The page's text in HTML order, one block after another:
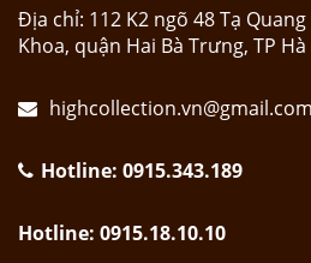
Địa chỉ: 112 K2 ngõ 48 Tạ
Khoa, quận Hai Bà Trưng, TP
highcollection.vn@gmail.com
Hotline: 0915.343.189
Hotline: 0915.18.10.10